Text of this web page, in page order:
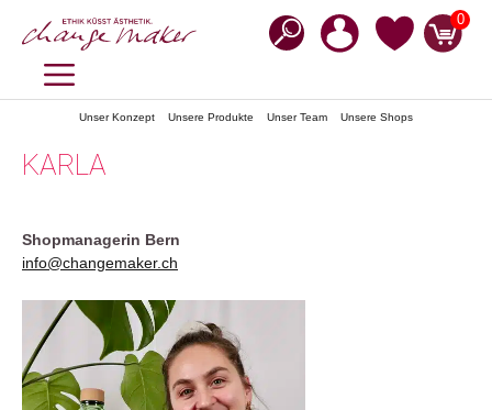
Inhalt
0
MENÜ
Unser Konzept Unsere Produkte Unser Team Unsere Shops
KARLA
Shopmanagerin Bern
info@changemaker.ch